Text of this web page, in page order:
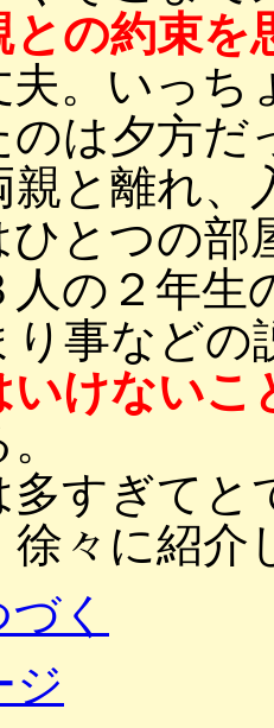
との約束を
夫。いっ
のは夕方だ
親と離れ
ひとつの部
人の２年生
り事などの
いけないこ
多すぎてと
徐々に紹
く
ジ